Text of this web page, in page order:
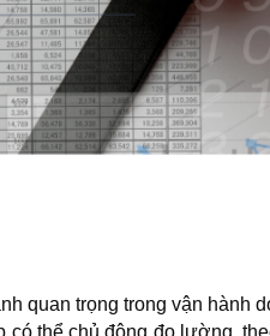
quan trọng trong vận hành